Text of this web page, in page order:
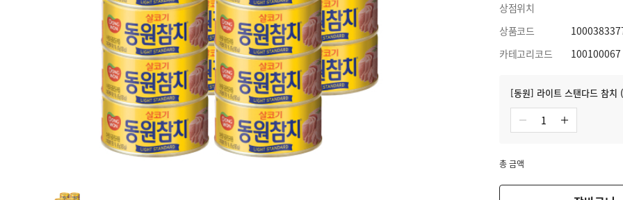
상점위치
상품코드
카테고리코드
100100067
[동원] 라이트 스탠다드 참치
총 금액